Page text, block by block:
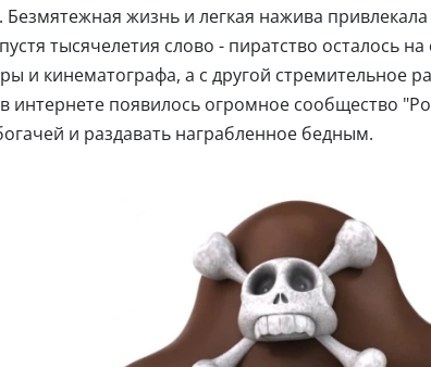
Безмятежная жизнь и легкая нажива
тысячелетия слово - пиратство осталось
и кинематографа, а с другой стремительное
в интернете появилось огромное сообщество
и раздавать награбленное бедным.